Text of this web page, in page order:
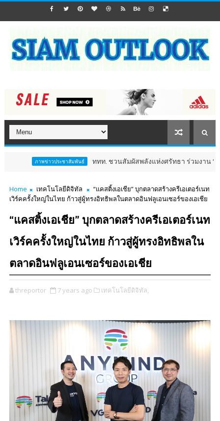
ภาพข่าวประชาสัมพันธ์ ททท. ชวนสัมผัสพลังแห่งศรัทธา ร่วมงาน "ห่มผ้าหลวง
Home เทคโนโลยีดิจิทัล
“แคสติ้งเอเชีย” บุกตลาดสร้างครีเอเตอร์เนท
เวิร์คครั้งใหญ่ในไทย ก้าวสู่ผู้ทรงอิทธิพลในตลาดอินฟลูเอนเซอร์ของเอเชีย
“แคสติ้งเอเชีย” บุกตลาดสร้างครีเอเตอร์เนท
เวิร์คครั้งใหญ่ในไทย ก้าวสู่ผู้ทรงอิทธิพลใน
ตลาดอินฟลูเอนเซอร์ของเอเชีย
threportor 7 years ago เทคโนโลยีดิจิทัล,